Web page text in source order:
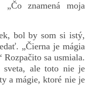
„Čo znamená moja
bol by som si istý,
„Čierna je mágia
Rozpačito sa usmiala.
sveta, ale toto nie je
a mágie, ktoré nie je